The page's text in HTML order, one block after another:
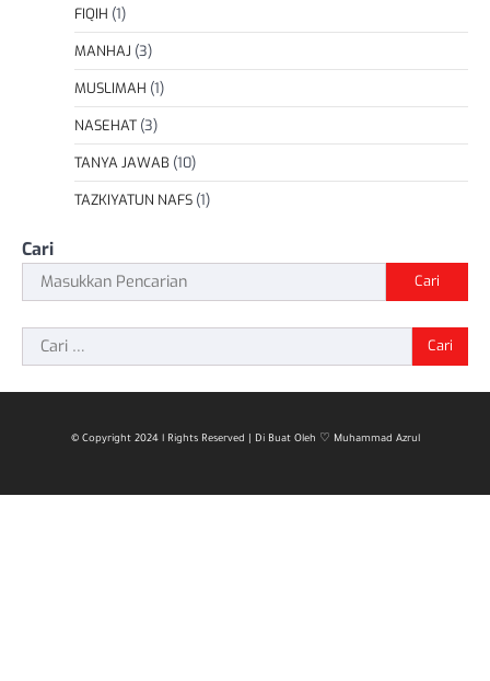
FIQIH (1)
MANHAJ (3)
MUSLIMAH (1)
NASEHAT (3)
TANYA JAWAB (10)
TAZKIYATUN NAFS (1)
Cari
Cari
Cari
untuk:
© Copyright 2024 l Rights Reserved | Di Buat Oleh ♡ Muhammad Azrul